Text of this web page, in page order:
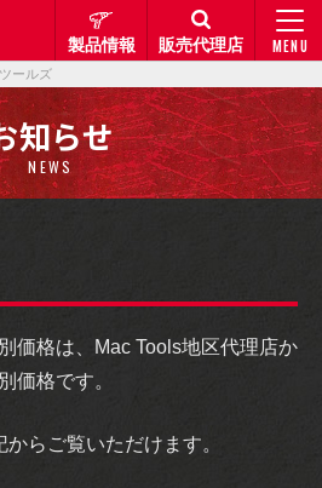
MENU
製品情報 販売代理店
ールズ
知らせ
NEWS
価格は、Mac Tools地区代理店か
価格です。
らご覧いただけます。